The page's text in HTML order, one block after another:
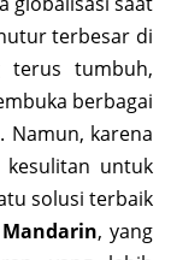
terbesar di
terus tumbuh,
berbagai
Namun, karena
kesulitan untuk
solusi terbaik
, yang